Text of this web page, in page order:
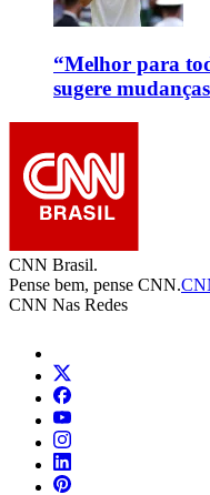
“Melhor para
sugere
CNN Brasil.
Pense bem, pense CNN.
CNN Nas Redes